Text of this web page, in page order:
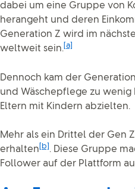
dabei um eine Gruppe von
herangeht und deren
Generation Z wird im
weltweit sein. [a]
Dennoch kam der
und Wäschepflege zu
Eltern mit Kindern abzielten.
Mehr als ein Drittel der Gen
erhalten [b] . Diese Gruppe
Follower auf der Plattform